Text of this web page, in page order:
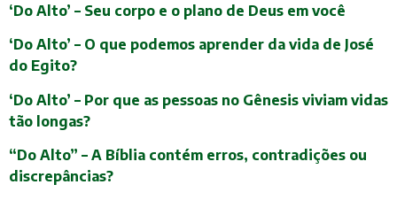
‘Do Alto’ – Seu corpo e o plano de Deus em você
‘Do Alto’ – O que podemos aprender da vida de José
do Egito?
‘Do Alto’ – Por que as pessoas no Gênesis viviam vidas
tão longas?
“Do Alto” – A Bíblia contém erros, contradições ou
discrepâncias?